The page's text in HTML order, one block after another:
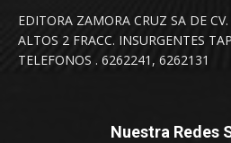
EDITORA ZAMORA CRUZ SA DE
ALTOS 2 FRACC. INSURGENTES
TELEFONOS . 6262241, 6262131
Nuestra Redes